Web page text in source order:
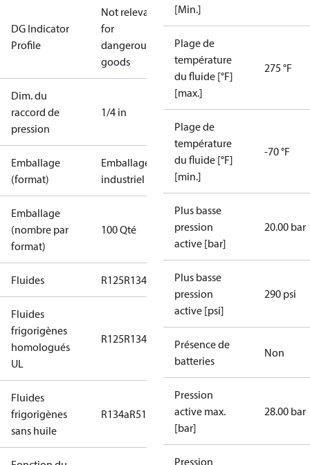
DG Indicator
Profile
Not relevant
for
dangerous
goods
Dim. du
raccord de
pression
1/4 in
Emballage
(format)
Emballage
industriel
Emballage
(nombre par
format)
100 Qté
Fluides R125R134a R404AR407C
Fluides
frigorigènes
homologués
UL
R125R134a R404A R407C
Fluides
frigorigènes
sans huile
R134aR513A
[Min.]
Plage de
température
du fluide [°F]
[max.]
275 °F
Plage de
température
du fluide [°F]
[min.]
-70 °F
Plus basse
pression
active [bar]
20.00 bar
Plus basse
pression
active [psi]
290 psi
Présence de
batteries
Non
Pression
active max.
[bar]
28.00 bar
Pression